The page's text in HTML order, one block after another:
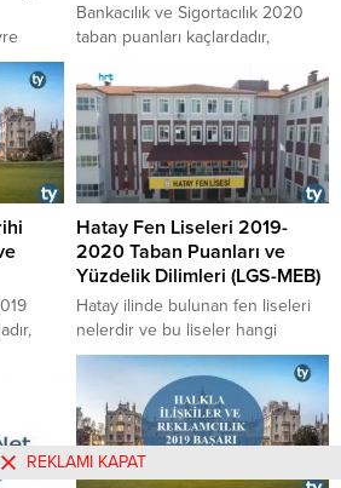
liste
Bankacılık ve Sigortacılık 2020
taban puanları kaçlardadır,
başarı sıralamaları kaç binlerdedir,
Bankacılık ve Sigortacılık taban
puanları 2020 nasıl ortaya
çıkmaktadır, 2020 Bankacılık ve
Sigortacılık puanları en yüksek ve
en küçük kaç taban puan ile
kapatmıştır, Bankacılık ve
Sigortacılık sıralama sayıları 2020
belli oldu mu, Bankacılık ve...
Hatay Fen Liseleri 2019-
2020 Taban Puanları ve
Yüzdelik Dilimleri (LGS-MEB)
Hatay ilinde bulunan fen liseleri
nelerdir ve bu liseler hangi
ilçelerde bulunmaktadır? Hatay
fen liselerine ait 2019-2020
eğitim öğretim yılı taban puanları
kaç puanda kalmıştır? Hatay fen
liseleri öğretim süresi kaç yıldır?
Hatay fen liselerine ait
REKLAMI KAPAT